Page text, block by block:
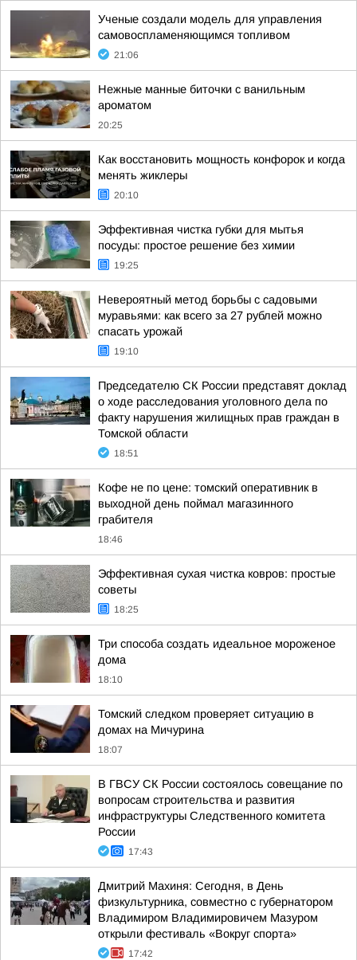
Ученые создали модель для управления
самовоспламеняющимся топливом
21:06
Нежные манные биточки с ванильным
ароматом
20:25
Как восстановить мощность конфорок и когда
менять жиклеры
20:10
Эффективная чистка губки для мытья
посуды: простое решение без химии
19:25
Невероятный метод борьбы с садовыми
муравьями: как всего за 27 рублей можно
спасать урожай
19:10
Председателю СК России представят доклад
о ходе расследования уголовного дела по
факту нарушения жилищных прав граждан в
Томской области
18:51
Кофе не по цене: томский оперативник в
выходной день поймал магазинного
грабителя
18:46
Эффективная сухая чистка ковров: простые
советы
18:25
Три способа создать идеальное мороженое
дома
18:10
Томский следком проверяет ситуацию в
домах на Мичурина
18:07
В ГВСУ СК России состоялось совещание по
вопросам строительства и развития
инфраструктуры Следственного комитета
России
17:43
Дмитрий Махиня: Сегодня, в День
физкультурника, совместно с губернатором
Владимиром Владимировичем Мазуром
открыли фестиваль «Вокруг спорта»
17:42